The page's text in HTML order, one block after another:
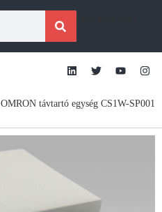
OMRON távtartó egység CS1W-SP001